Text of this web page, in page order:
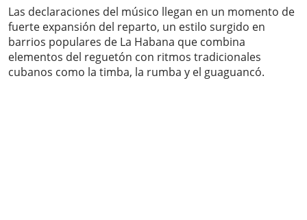
Las declaraciones del músico llegan en un momento de
fuerte expansión del reparto, un estilo surgido en
barrios populares de La Habana que combina
elementos del reguetón con ritmos tradicionales
cubanos como la timba, la rumba y el guaguancó.